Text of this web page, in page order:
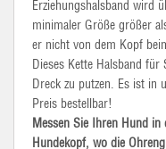
Erziehungshalsband wird
minimaler Größe größer
er nicht von dem Kopf
Dieses Kette Halsband
Dreck zu putzen. Es ist in
Preis bestellbar!
Messen Sie Ihren Hund
Hundekopf, wo die